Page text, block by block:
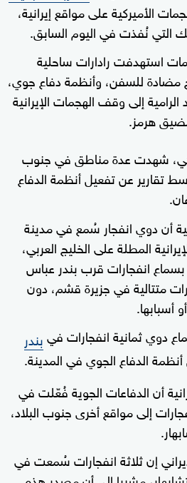
الأميركية على مواقع إيرانية،
التي نُفذت في اليوم السابق.
استهدفت رادارات ساحلية
مضادة للسفن، وأنظمة دفاع جوي،
إلى وقف الهجمات الإيرانية
هرمز.
شهدت عدة مناطق في جنوب
تقارير عن تفعيل أنظمة الدفاع
أن دوي انفجار سُمع في مدينة
المطلة على الخليج العربي،
انفجارات قرب بندر عباس
متتالية في جزيرة قشم، دون
أسبابها.
دوي ثمانية انفجارات فيبندر
أنظمة الدفاع الجوي في المدينة.
أن الدفاعات الجوية فُعّلت في
إلى مواقع أخرى جنوب البلاد،
إن ثلاثة انفجارات سُمعت في